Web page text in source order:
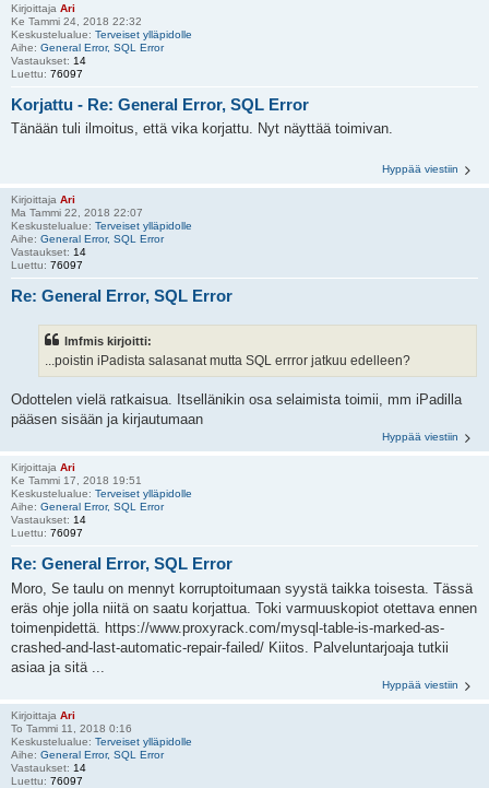
Kirjoittaja Ari
Ke Tammi 24, 2018 22:32
Keskustelualue: Terveiset ylläpidolle
Aihe: General Error, SQL Error
Vastaukset: 14
Luettu: 76097
Korjattu - Re: General Error, SQL Error
Tänään tuli ilmoitus, että vika korjattu. Nyt näyttää toimivan.
Hyppää viestiin
Kirjoittaja Ari
Ma Tammi 22, 2018 22:07
Keskustelualue: Terveiset ylläpidolle
Aihe: General Error, SQL Error
Vastaukset: 14
Luettu: 76097
Re: General Error, SQL Error
lmfmis kirjoitti:
...poistin iPadista salasanat mutta SQL errror jatkuu edelleen?
Odottelen vielä ratkaisua. Itsellänikin osa selaimista toimii, mm iPadilla
pääsen sisään ja kirjautumaan
Hyppää viestiin
Kirjoittaja Ari
Ke Tammi 17, 2018 19:51
Keskustelualue: Terveiset ylläpidolle
Aihe: General Error, SQL Error
Vastaukset: 14
Luettu: 76097
Re: General Error, SQL Error
Moro, Se taulu on mennyt korruptoitumaan syystä taikka toisesta. Tässä
eräs ohje jolla niitä on saatu korjattua. Toki varmuuskopiot otettava ennen
toimenpidettä. https://www.proxyrack.com/mysql-table-is-marked-as-
crashed-and-last-automatic-repair-failed/ Kiitos. Palveluntarjoaja tutkii
asiaa ja sitä ...
Hyppää viestiin
Kirjoittaja Ari
To Tammi 11, 2018 0:16
Keskustelualue: Terveiset ylläpidolle
Aihe: General Error, SQL Error
Vastaukset: 14
Luettu: 76097